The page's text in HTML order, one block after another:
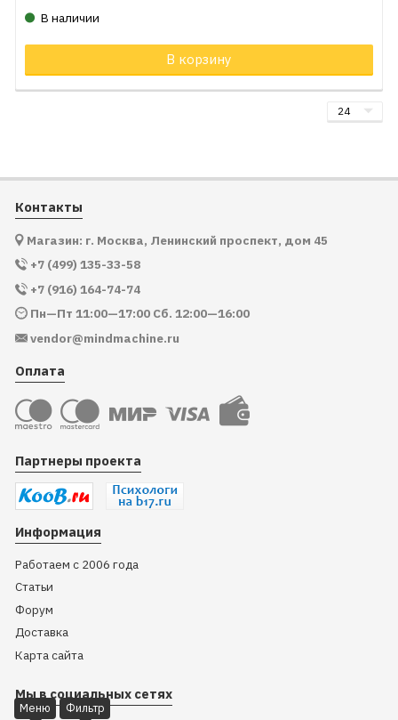
В наличии
В корзину
Контакты
Магазин: г. Москва, Ленинский проспект, дом 45
+7 (499) 135-33-58
+7 (916) 164-74-74
Пн—Пт 11:00—17:00 Сб. 12:00—16:00
vendor@mindmachine.ru
Оплата
Партнеры проекта
Информация
Работаем с 2006 года
Статьи
Форум
Доставка
Карта сайта
Мы в социальных сетях
Меню Фильтр